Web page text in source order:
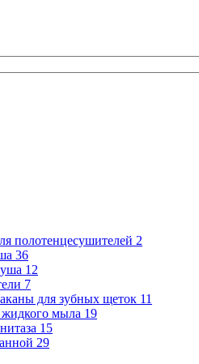
полотенцесушителей 2
36
12
7
для зубных щеток 11
мыла 19
15
29